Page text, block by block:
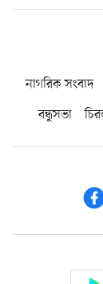
নাগরিক সংবাদ
বন্ধুসভা